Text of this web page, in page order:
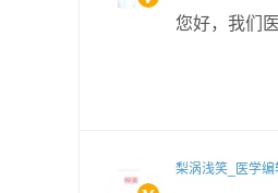
您好，我们
梨涡浅笑_医学编